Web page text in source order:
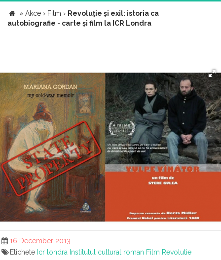
» Akce › Film › Revoluţie şi exil: istoria ca
autobiografie - carte și film la ICR Londra
16 December 2013
Etichete Icr londra Institutul cultural roman Film Revolutie